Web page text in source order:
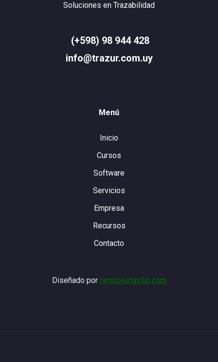
Soluciones en Trazabilidad
(+598) 98 944 428
info@trazur.com.uy
Menú
Inicio
Cursos
Software
Servicios
Empresa
Recursos
Contacto
Diseñado por ramiroestavillo.com